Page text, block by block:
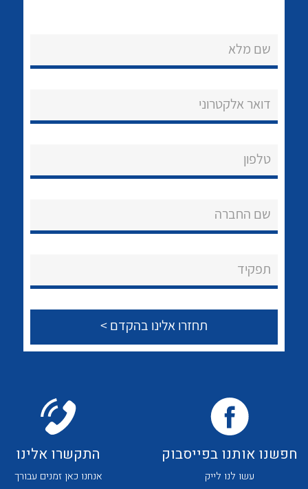
נקודות מכירה
About Ateka Ltd.
צור קשר
לכל מוצרי היצרן
לכל מוצרי היצרן לכל מוצרי היצרן
לכל מוצרי היצרן
שם מלא
דואר אלקטרוני
טלפון
שם החברה
תפקיד
חפשנו אותנו בפייסבוק
עשו לנו לייק
התקשרו אלינו
אנחנו כאן זמנים עבורך